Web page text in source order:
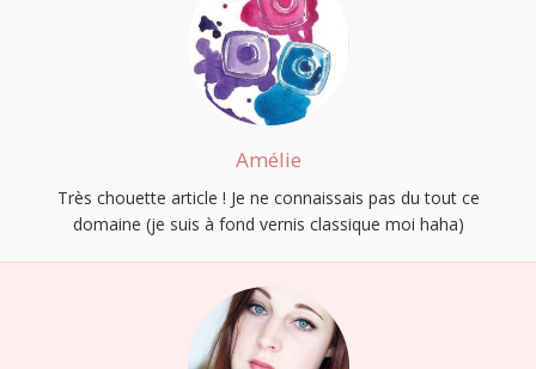
Amélie
Très chouette article ! Je ne connaissais pas du tout ce
domaine (je suis à fond vernis classique moi haha)